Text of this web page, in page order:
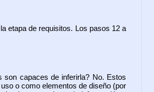
etapa de requisitos. Los pasos 12 a
son capaces de inferirla? No. Estos
o como elementos de diseño (por